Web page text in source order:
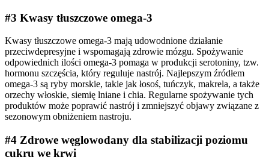
#3 Kwasy tłuszczowe omega-3
Kwasy tłuszczowe omega-3 mają udowodnione działanie
przeciwdepresyjne i wspomagają zdrowie mózgu. Spożywanie
odpowiednich ilości omega-3 pomaga w produkcji serotoniny, tzw.
hormonu szczęścia, który reguluje nastrój. Najlepszym źródłem
omega-3 są ryby morskie, takie jak łosoś, tuńczyk, makrela, a także
orzechy włoskie, siemię lniane i chia. Regularne spożywanie tych
produktów może poprawić nastrój i zmniejszyć objawy związane z
sezonowym obniżeniem nastroju.
#4 Zdrowe węglowodany dla stabilizacji poziomu
cukru we krwi